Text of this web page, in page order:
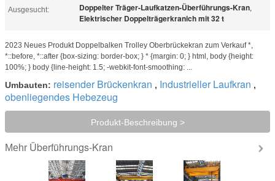
Ausgesucht: Doppelter Träger-Laufkatzen-Überführungs-Kran,
Elektrischer Doppelträgerkranich mit 32 t
2023 Neues Produkt Doppelbalken Trolley Oberbrückekran zum Verkauf *,
*::before, *::after {box-sizing: border-box; } * {margin: 0; } html, body {height:
100%; } body {line-height: 1.5; -webkit-font-smoothing: ...
Umbauten: reisender Brückenkran , Industrieller Laufkran ,
obenliegendes Hebezeug
Produkt-Beschreibung >
Mehr Überführungs-Kran